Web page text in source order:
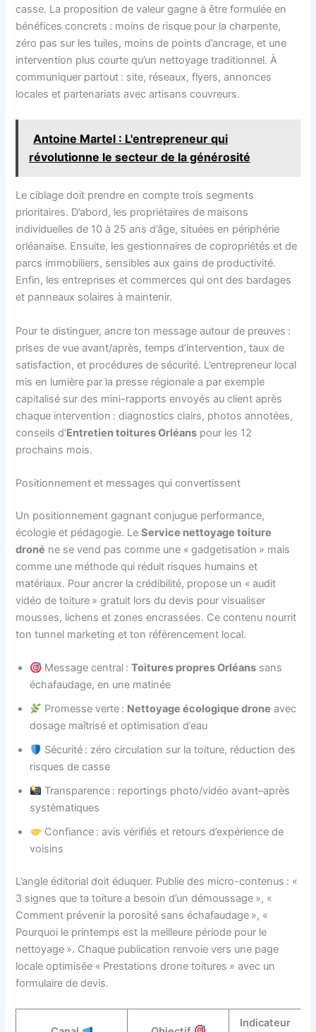
casse. La proposition de valeur gagne à être formulée en
bénéfices concrets : moins de risque pour la charpente,
zéro pas sur les tuiles, moins de points d’ancrage, et une
intervention plus courte qu’un nettoyage traditionnel. À
communiquer partout : site, réseaux, flyers, annonces
locales et partenariats avec artisans couvreurs.
Antoine Martel : L'entrepreneur qui
révolutionne le secteur de la générosité
Le ciblage doit prendre en compte trois segments
prioritaires. D’abord, les propriétaires de maisons
individuelles de 10 à 25 ans d’âge, situées en périphérie
orléanaise. Ensuite, les gestionnaires de copropriétés et de
parcs immobiliers, sensibles aux gains de productivité.
Enfin, les entreprises et commerces qui ont des bardages
et panneaux solaires à maintenir.
Pour te distinguer, ancre ton message autour de preuves :
prises de vue avant/après, temps d’intervention, taux de
satisfaction, et procédures de sécurité. L’entrepreneur local
mis en lumière par la presse régionale a par exemple
capitalisé sur des mini-rapports envoyés au client après
chaque intervention : diagnostics clairs, photos annotées,
conseils d’Entretien toitures Orléans pour les 12
prochains mois.
Positionnement et messages qui convertissent
Un positionnement gagnant conjugue performance,
écologie et pédagogie. LeService nettoyage toiture
droné ne se vend pas comme une « gadgetisation » mais
comme une méthode qui réduit risques humains et
matériaux. Pour ancrer la crédibilité, propose un « audit
vidéo de toiture » gratuit lors du devis pour visualiser
mousses, lichens et zones encrassées. Ce contenu nourrit
ton tunnel marketing et ton référencement local.
Message central :Toitures propres Orléans sans
échafaudage, en une matinée
Promesse verte : Nettoyage écologique drone avec
dosage maîtrisé et optimisation d’eau
Sécurité : zéro circulation sur la toiture, réduction des
risques de casse
Transparence : reportings photo/vidéo avant–après
systématiques
Confiance : avis vérifiés et retours d’expérience de
voisins
L’angle éditorial doit éduquer. Publie des micro-contenus : «
3 signes que ta toiture a besoin d’un démoussage », «
Comment prévenir la porosité sans échafaudage », «
Pourquoi le printemps est la meilleure période pour le
nettoyage ». Chaque publication renvoie vers une page
locale optimisée « Prestations drone toitures » avec un
formulaire de devis.
Indicateur